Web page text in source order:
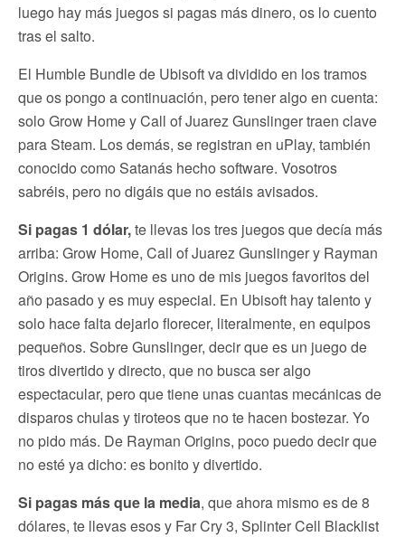
luego hay más juegos si pagas más dinero, os lo cuento
tras el salto.
El Humble Bundle de Ubisoft va dividido en los tramos
que os pongo a continuación, pero tener algo en cuenta:
solo Grow Home y Call of Juarez Gunslinger traen clave
para Steam. Los demás, se registran en uPlay, también
conocido como Satanás hecho software. Vosotros
sabréis, pero no digáis que no estáis avisados.
Si pagas 1 dólar,te llevas los tres juegos que decía más
arriba: Grow Home, Call of Juarez Gunslinger y Rayman
Origins. Grow Home es uno de mis juegos favoritos del
año pasado y es muy especial. En Ubisoft hay talento y
solo hace falta dejarlo florecer, literalmente, en equipos
pequeños. Sobre Gunslinger, decir que es un juego de
tiros divertido y directo, que no busca ser algo
espectacular, pero que tiene unas cuantas mecánicas de
disparos chulas y tiroteos que no te hacen bostezar. Yo
no pido más. De Rayman Origins, poco puedo decir que
no esté ya dicho: es bonito y divertido.
Si pagas más que la media, que ahora mismo es de 8
dólares, te llevas esos y Far Cry 3, Splinter Cell Blacklist